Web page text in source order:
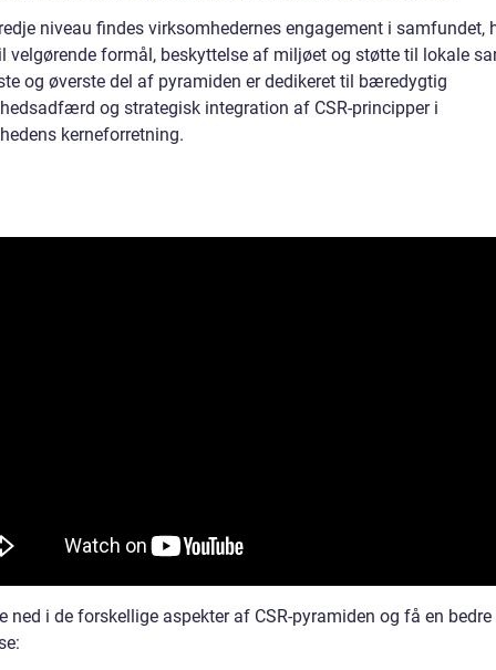
niveau findes virksomhedernes engagement i samfundet,
velgørende formål, beskyttelse af miljøet og støtte til lokale
og øverste del af pyramiden er dedikeret til bæredygtig
og strategisk integration af CSR-principper i
kerneforretning.
ned i de forskellige aspekter af CSR-pyramiden og få en bedre